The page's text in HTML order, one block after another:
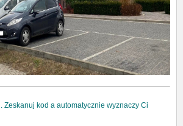
Zeskanuj kod a automatycznie wyznaczy Ci